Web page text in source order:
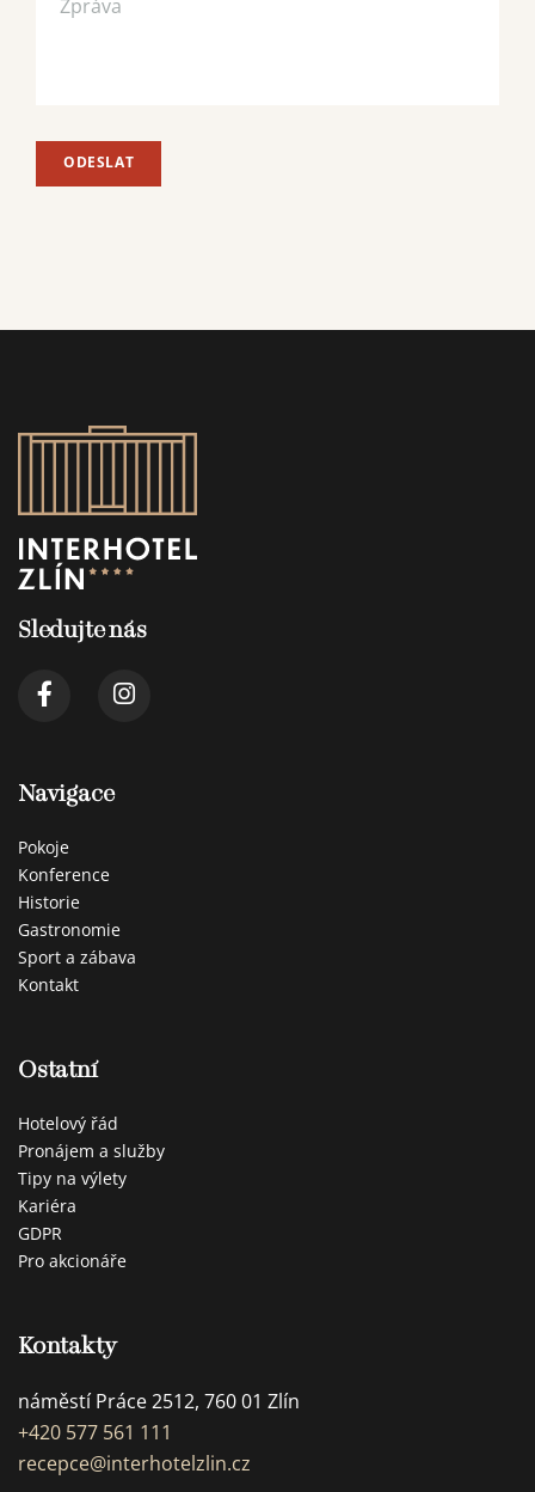
ODESLAT
Sledujte nás
Navigace
Pokoje
Konference
Historie
Gastronomie
Sport a zábava
Kontakt
Ostatní
Hotelový řád
Pronájem a služby
Tipy na výlety
Kariéra
GDPR
Pro akcionáře
Kontakty
náměstí Práce 2512, 760 01 Zlín
+420 577 561 111
recepce@interhotelzlin.cz